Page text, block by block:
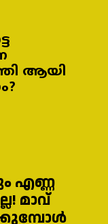
ആയി
എണ്ണ
മാവ്